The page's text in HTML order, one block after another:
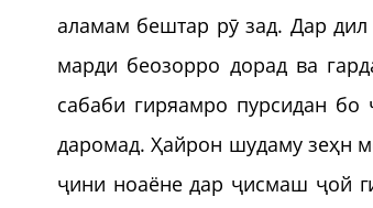
аламам бештар рӯ зад. Дар
марди беозорро дорад ва
сабаби гиряамро пурсидан
даромад. Ҳайрон шудаму зеҳн
ҷини ноаёне дар ҷисмаш ҷой